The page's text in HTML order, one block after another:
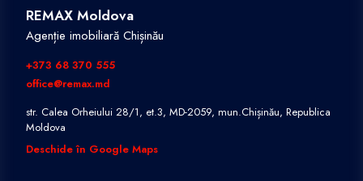
REMAX Moldova
Agenție imobiliară Chișinău
+373 68 370 555
office@remax.md
str. Calea Orheiului 28/1, et.3, MD-2059, mun.Chișinău, Republica
Moldova
Deschide în Google Maps